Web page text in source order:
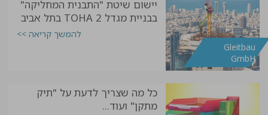
Gleitbau
GmbH
יישום שיטת "התבנית המחליקה"
בבניית מגדל TOHA 2 בתל אביב
להמשך קריאה >>
כל מה שצריך לדעת על "תיק
מתקן" ועוד...